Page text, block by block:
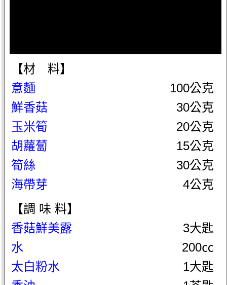
【材 料】
意麵
100公克
鮮香菇
30公克
玉米筍
20公克
胡蘿蔔
15公克
筍絲
30公克
海帶芽
4公克
【調 味 料】
香菇鮮美露
3大匙
水
200㏄
太白粉水
1大匙